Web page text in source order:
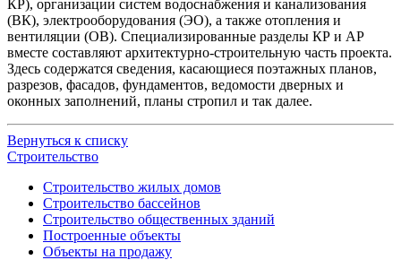
КР), организации систем водоснабжения и канализования
(ВК), электрооборудования (ЭО), а также отопления и
вентиляции (ОВ). Специализированные разделы КР и АР
вместе составляют архитектурно-строительную часть проекта.
Здесь содержатся сведения, касающиеся поэтажных планов,
разрезов, фасадов, фундаментов, ведомости дверных и
оконных заполнений, планы стропил и так далее.
Вернуться к списку
Строительство
Строительство жилых домов
Строительство бассейнов
Строительство общественных зданий
Построенные объекты
Объекты на продажу